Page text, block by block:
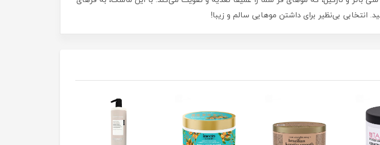
انتخابی بی‌نظیر برای داشتن موهایی سالم و زیبا!